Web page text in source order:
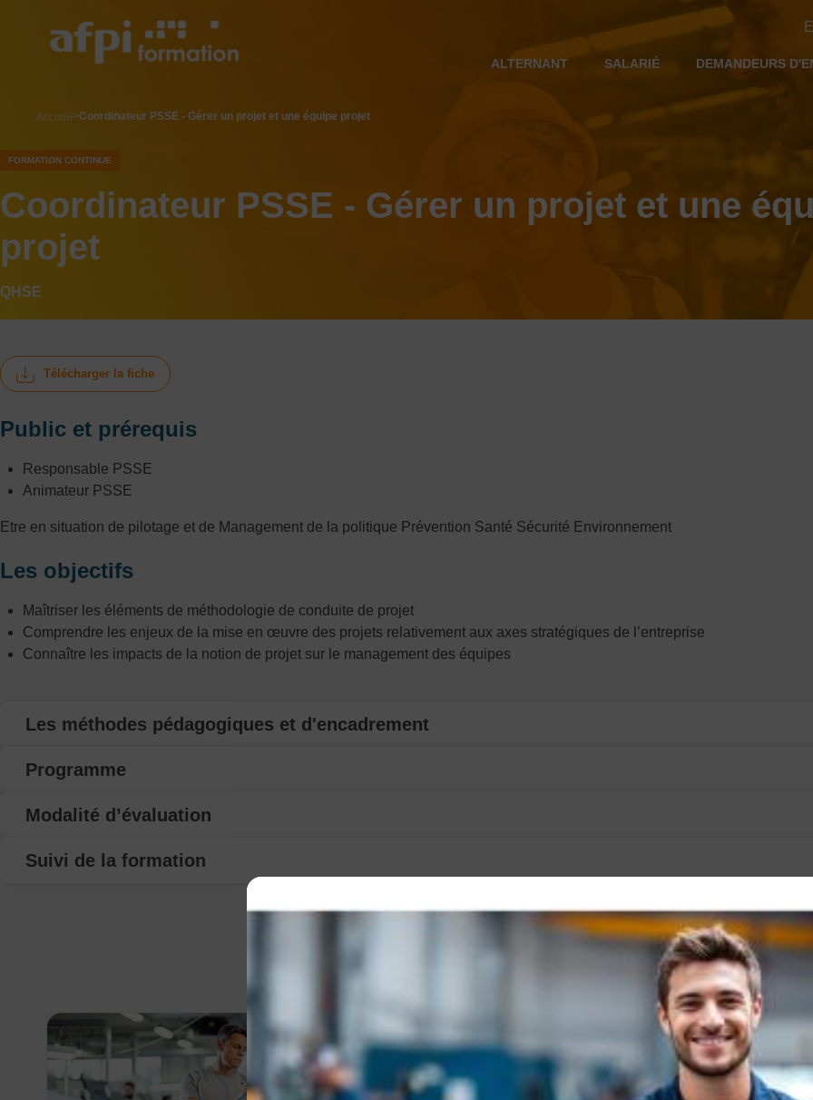
ALTERNANT SALARIÉ DEMANDEURS
Accueil Coordinateur PSSE - Gérer un projet et une équipe projet
FORMATION CONTINUE
Coordinateur PSSE - Gérer un projet et une
projet
QHSE
Télécharger la fiche
Public et prérequis
Responsable PSSE
Animateur PSSE
Etre en situation de pilotage et de Management de la politique Prévention Santé Sécurité Environnement
Les objectifs
Maîtriser les éléments de méthodologie de conduite de projet
Comprendre les enjeux de la mise en œuvre des projets relativement aux axes stratégiques de l’entreprise
Connaître les impacts de la notion de projet sur le management des équipes
Les méthodes pédagogiques et d'encadrement
Programme
Modalité d’évaluation
Suivi de la formation
CECI POURRAIT VOUS INTÉRESSER :